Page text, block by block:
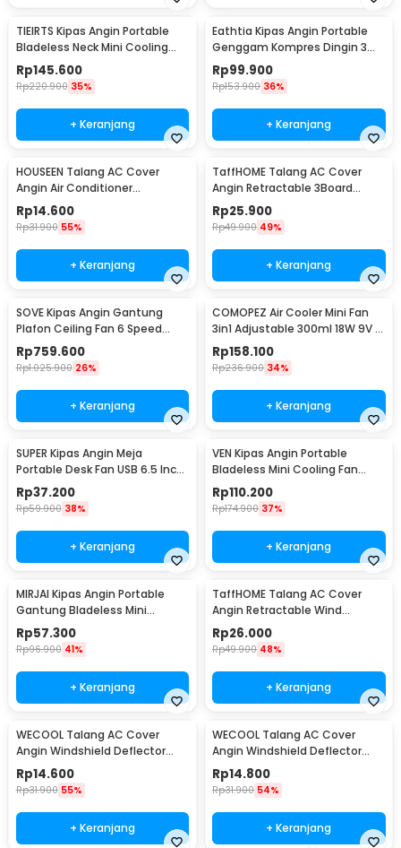
TIEIRTS Kipas Angin Portable
Bladeless Neck Mini Cooling
Fan 5000mAh - H12
Rp145.600
Rp220.900 35%
+ Keranjang
Eathtia Kipas Angin Portable
Genggam Kompres Dingin 3
Speed 2200mAh - WX-622
Rp99.900
Rp153.900 36%
+ Keranjang
HOUSEEN Talang AC Cover
Angin Air Conditioner
Windshield Deflector - YH-JJ-
80
Rp14.600
Rp31.900 55%
+ Keranjang
TaffHOME Talang AC Cover
Angin Retractable 3Board
Windshield Deflector - HZ74
Rp25.900
Rp49.900 49%
+ Keranjang
SOVE Kipas Angin Gantung
Plafon Ceiling Fan 6 Speed
Reversible 52 Inch - FS2007
Rp759.600
Rp1.025.900 26%
+ Keranjang
COMOPEZ Air Cooler Mini Fan
3in1 Adjustable 300ml 18W 9V -
YY-01
Rp158.100
Rp236.900 34%
+ Keranjang
SUPER Kipas Angin Meja
Portable Desk Fan USB 6.5 Inch
4.5W - A8
Rp37.200
Rp59.900 38%
+ Keranjang
VEN Kipas Angin Portable
Bladeless Mini Cooling Fan
Power Bank 3000mAh - 348
Rp110.200
Rp174.900 37%
+ Keranjang
MIRJAI Kipas Angin Portable
Gantung Bladeless Mini
Cooling Fan 1200mAh - 6171
Rp57.300
Rp96.900 41%
+ Keranjang
TaffHOME Talang AC Cover
Angin Retractable Wind
Deflector - W92
Rp26.000
Rp49.900 48%
+ Keranjang
WECOOL Talang AC Cover
Angin Windshield Deflector
Cute Design Ski Animal - WL90
Rp14.600
Rp31.900 55%
+ Keranjang
WECOOL Talang AC Cover
Angin Windshield Deflector
Cute Design Winter Ice World -
WL90
Rp14.800
Rp31.900 54%
+ Keranjang